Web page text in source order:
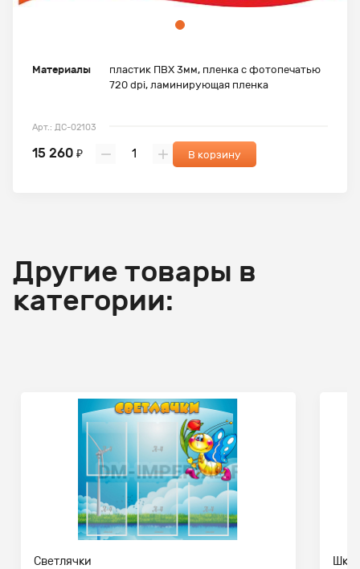
Материалы
пластик ПВХ 3мм, пленка с фотопечатью
720 dpi, ламинирующая пленка
Арт.: ДС-02103
15 260 ₽ В корзину
Другие товары в
категории:
Светлячки